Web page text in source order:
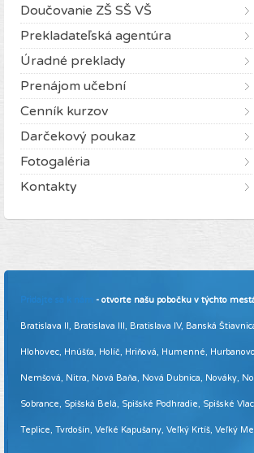
Doučovanie ZŠ SŠ VŠ
Prekladateľská agentúra
Úradné preklady
Prenájom učební
Cenník kurzov
Darčekový poukaz
Fotogaléria
Kontakty
Pridajte sa k nám - otvorte našu pobočku v týchto
Bratislava II, Bratislava III, Bratislava IV, Banská
Hlohovec, Hnúšťa, Holíč, Hriňová, Humenné,
Nemšová, Nitra, Nová Baňa, Nová Dubnica, Nováky,
Sobrance, Spišská Belá, Spišské Podhradie, Spišské
Teplice, Tvrdošín, Veľké Kapušany, Veľký Krtíš, Veľký